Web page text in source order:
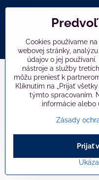
©
Vytvorené
Cookies používame
webovej stránky,
údajov o jej
nástroje a služby
môžu preniesť k
Kliknutím na „Prijať
týmto spracovaním.
informácie alebo
Zásady
Prijať